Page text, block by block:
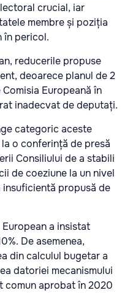
crucial, iar
membre și poziția
în pericol.
reducerile propuse
deoarece planul de 2
Europeană în
inadecvat de deputați.
categoric aceste
o conferință de presă
Consiliului de a stabili
de coeziune la un nivel
insuficientă propusă de
a insistat
De asemenea,
din calculul bugetar a
datoriei mecanismului
comun aprobat în 2020